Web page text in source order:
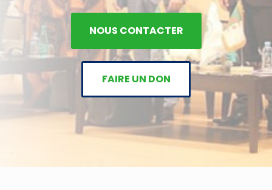
NOUS CONTACTER
FAIRE UN DON